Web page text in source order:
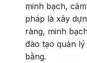
minh bạch,
pháp là xây
ràng, minh
đào tạo quản
bằng.